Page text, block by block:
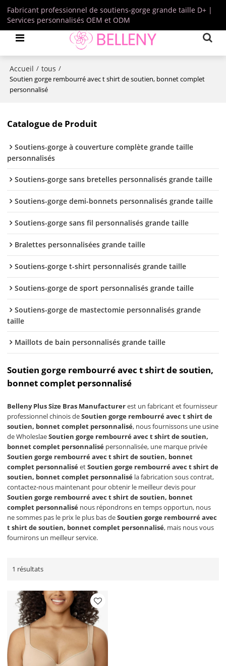
Fabricant professionnel de soutiens-gorge grande taille D+ |
Services personnalisés OEM et ODM
Accueil / tous /
Soutien gorge rembourré avec t shirt de soutien, bonnet complet
personnalisé
Catalogue de Produit
Soutiens-gorge à couverture complète grande taille
personnalisés
Soutiens-gorge sans bretelles personnalisés grande taille
Soutiens-gorge demi-bonnets personnalisés grande taille
Soutiens-gorge sans fil personnalisés grande taille
Bralettes personnalisées grande taille
Soutiens-gorge t-shirt personnalisés grande taille
Soutiens-gorge de sport personnalisés grande taille
Soutiens-gorge de mastectomie personnalisés grande
taille
Maillots de bain personnalisés grande taille
Soutien gorge rembourré avec t shirt de soutien,
bonnet complet personnalisé
Belleny Plus Size Bras Manufacturerest un fabricant et fournisseur
professionnel chinois deSoutien gorge rembourré avec t shirt de
soutien, bonnet complet personnalisé, nous fournissons une usine
de WholeslaeSoutien gorge rembourré avec t shirt de soutien,
bonnet complet personnalisé personnalisée, une marque privée
Soutien gorge rembourré avec t shirt de soutien, bonnet
complet personnaliséetSoutien gorge rembourré avec t shirt de
soutien, bonnet complet personnalisé la fabrication sous contrat,
contactez-nous maintenant pour obtenir le meilleur devis pour
Soutien gorge rembourré avec t shirt de soutien, bonnet
complet personnalisé nous répondrons en temps opportun, nous
ne sommes pas le prix le plus bas deSoutien gorge rembourré avec
t shirt de soutien, bonnet complet personnalisé, mais nous vous
fournirons un meilleur service.
1 résultats